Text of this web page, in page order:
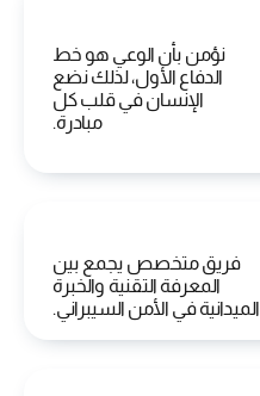
نؤمن بأن الوعي هو خط
الدفاع الأول، لذلك نضع
الإنسان في قلب كل
مبادرة.
فريق متخصص يجمع بين
المعرفة التقنية والخبرة
الميدانية في الأمن السيبراني.